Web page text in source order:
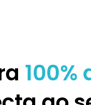
100%